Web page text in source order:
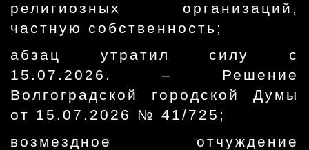
религиозных организаций,
частную собственность;
абзац утратил силу с
15.07.2026. – Решение
Волгоградской городской Думы
от 15.07.2026 № 41/725;
возмездное отчуждение